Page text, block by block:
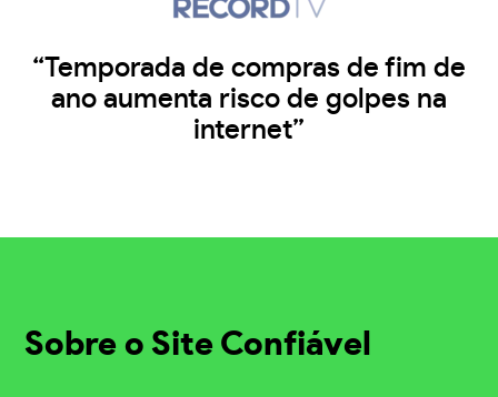
“Temporada de compras de fim de
ano aumenta risco de golpes na
internet”
Sobre o Site Confiável